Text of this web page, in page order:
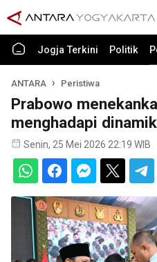
Jogja Terkini Politik
ANTARA Peristiwa
Prabowo
menghadapi
Senin, 25 Mei 2026 22:19 WIB